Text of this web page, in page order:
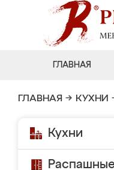
ГЛАВНАЯ
ГЛАВНАЯ → КУХНИ
Кухни